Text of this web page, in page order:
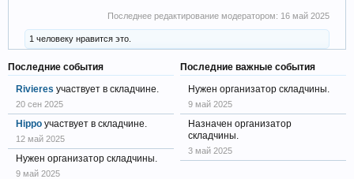
Последнее редактирование модератором: 16 май 2025
1 человеку нравится это.
Последние события
Rivieres участвует в складчине.
20 сен 2025
Hippo участвует в складчине.
12 май 2025
Нужен организатор складчины.
9 май 2025
Последние важные события
Нужен организатор складчины.
9 май 2025
Назначен организатор
складчины.
3 май 2025